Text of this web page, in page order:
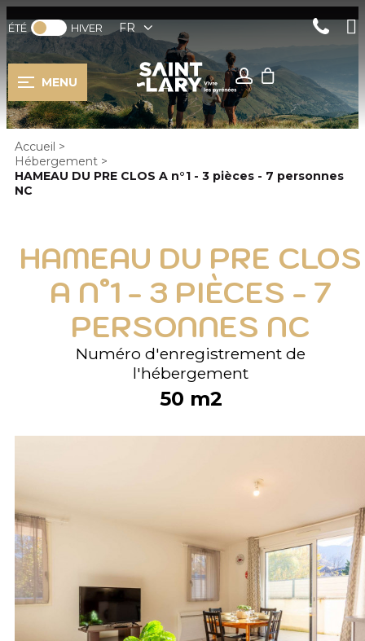
ÉTÉ HIVER FR
MENU
Accueil >
Hébergement >
HAMEAU DU PRE CLOS A n°1 - 3 pièces - 7 personnes
NC
HAMEAU DU PRE CLOS
A N°1 - 3 PIÈCES - 7
PERSONNES NC
Numéro d'enregistrement de
l'hébergement
50 m2